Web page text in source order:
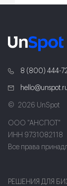
8 (800) 444-
2026 UnSpot
ООО "АНСПОТ"
ИНН 9731082118
Все права
РЕШЕНИЯ ДЛЯ